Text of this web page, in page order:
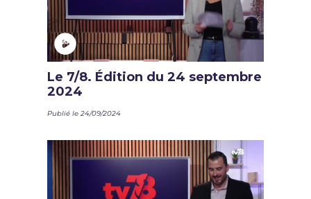
Le 7/8. Édition du 24 septembre
2024
Publié le 24/09/2024